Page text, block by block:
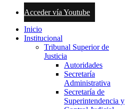
Acceder vía Youtube
Inicio
Institucional
Tribunal Superior de
Justicia
Autoridades
Secretaría
Administrativa
Secretaría de
Superintendencia y